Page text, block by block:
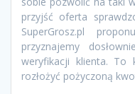
przyjść oferta
SuperGrosz.pl
przyznajemy
weryfikacji klienta. To
rozłożyć pożyczoną